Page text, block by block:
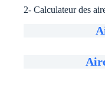
2- Calculateur des